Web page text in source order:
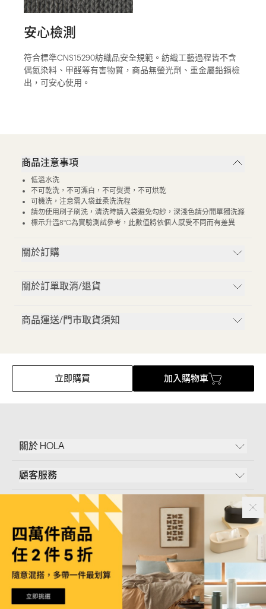
安心檢測
符合標準CNS15290紡織品安全規範。紡織工藝過程皆不含
偶氮染料、甲醛等有害物質，商品無螢光劑、重金屬鉛鎘檢
出，可安心使用。
商品注意事項
低溫水洗
不可乾洗，不可漂白，不可熨燙，不可烘乾
可機洗，注意需入袋並柔洗洗程
請勿使用刷子刷洗，清洗時請入袋避免勾紗，深淺色請分開單獨洗滌
標示升溫8°C為實驗測試參考，此數值將依個人感受不同而有差異
關於訂購
關於訂單取消/退貨
商品運送/門市取貨須知
立即購買 加入購物車
關於 HOLA
顧客服務
和樂家居股份有限公司｜臺北市內湖區新湖三路23號5樓
版權所有｜© Copyright 2024 HOLA Furnishing CO., LTD. All Rights Reserved
Follow Us